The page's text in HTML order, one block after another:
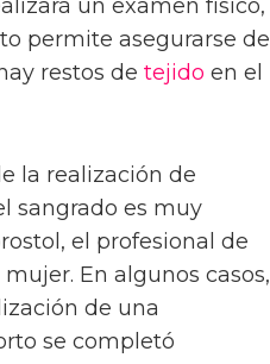
un examen físico,
permite asegurarse de
restos de tejido en el
la realización de
sangrado es muy
el profesional de
En algunos casos,
de una
se completó